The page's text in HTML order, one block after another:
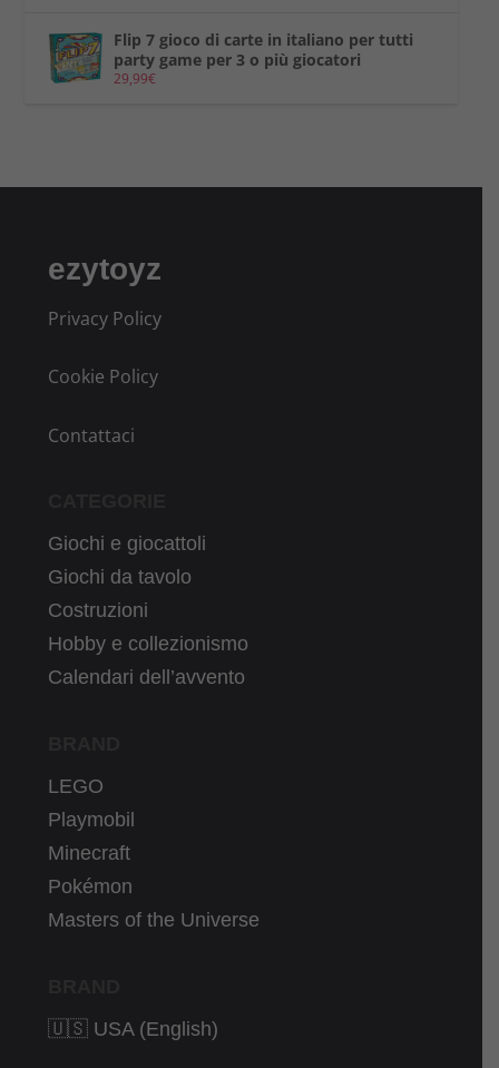
Flip 7 gioco di carte in italiano per tutti
party game per 3 o più giocatori
29,99€
ezytoyz
Privacy Policy
Cookie Policy
Contattaci
Giochi e giocattoli
Giochi da tavolo
Costruzioni
Hobby e collezionismo
Calendari dell’avvento
LEGO
Playmobil
Minecraft
Pokémon
Masters of the Universe
🇺🇸 USA (English)